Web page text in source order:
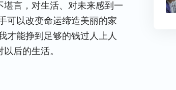
言，对生活、对未来感到一
可以改变命运缔造美丽的家
才能挣到足够的钱过人上人
后的生活。